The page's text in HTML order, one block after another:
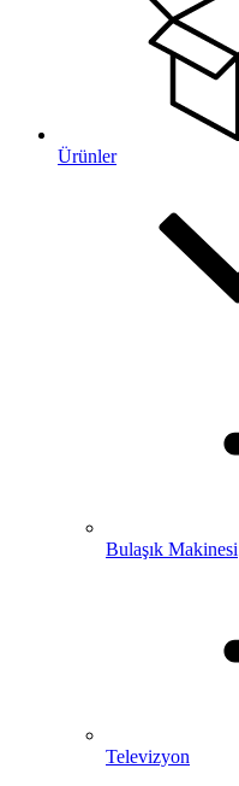
Ürünler
Bulaşık Makinesi
Televizyon